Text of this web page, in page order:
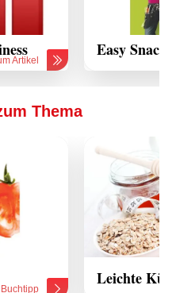
Artikel
Easy Snack
Thema
Leichte